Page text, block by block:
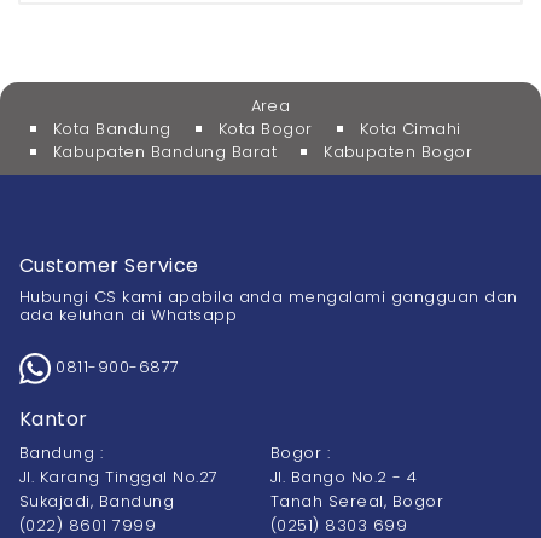
Area
Kota Bandung
Kota Bogor
Kota Cimahi
Kabupaten Bandung Barat
Kabupaten Bogor
Customer Service
Hubungi CS kami apabila anda mengalami gangguan dan
ada keluhan di Whatsapp
0811-900-6877
Kantor
Bandung :
Jl. Karang Tinggal No.27
Sukajadi, Bandung
(022) 8601 7999
Bogor :
Jl. Bango No.2 - 4
Tanah Sereal, Bogor
(0251) 8303 699